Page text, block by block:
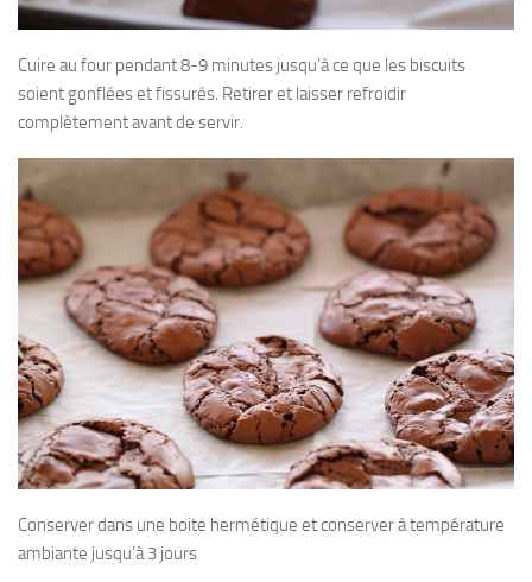
Cuire au four pendant 8-9 minutes jusqu’à ce que les biscuits
soient gonflées et fissurés. Retirer et laisser refroidir
complètement avant de servir.
Conserver dans une boite hermétique et conserver à température
ambiante jusqu’à 3 jours